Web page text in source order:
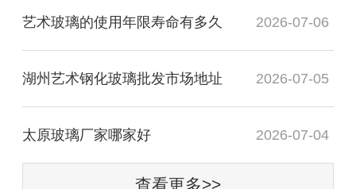
艺术玻璃的使用年限寿命有多久 2026-07-06
湖州艺术钢化玻璃批发市场地址 2026-07-05
太原玻璃厂家哪家好 2026-07-04
查看更多>>